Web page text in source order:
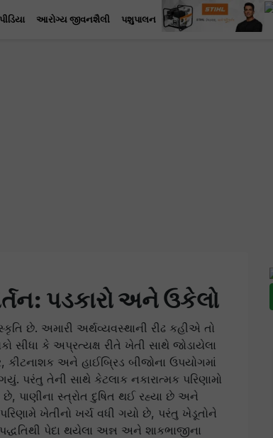
આરોગ્ય જીવનશૈલી પશુપાલન
પડકારો અને ઉકેલો
છે. અમારી અર્થવ્યવસ્થાની રીઢ કહીએ તો
સીધા કે અપ્રત્યક્ષ રીતે ખેતી સાથે જોડાયેલા
કીટનાશક અને હાઈબ્રિડ બીજોના ઉપયોગમાં
પરંતુ તેની સાથે કેટલાક નકારાત્મક પરિણામો
પાણીના સ્ત્રોત દુષિત થઈ રહ્યા છે અને
ખેતીનો ખર્ચ વધી ગયો છે, પરંતુ ખેડૂતોને
પેદા થયેલા અન્ન અને શાકભાજીના